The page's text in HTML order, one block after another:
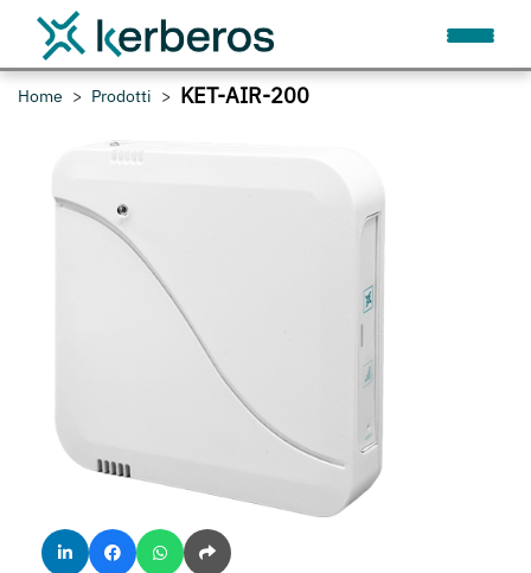
Home Prodotti KET-AIR-200